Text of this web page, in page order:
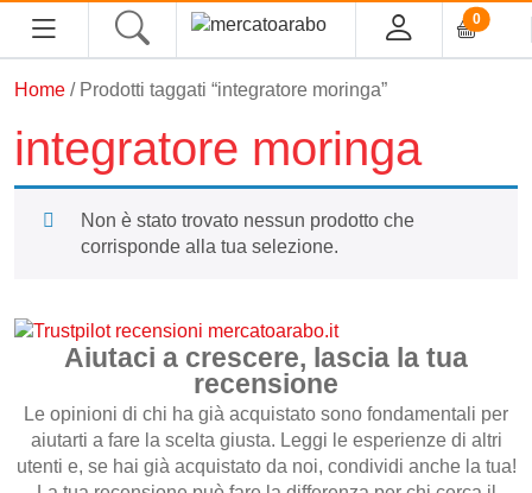
0
ALIMENTARI
COSMESI
SOUK
MACELLERIA
INGROSSO
Home / Prodotti taggati “integratore moringa”
integratore moringa
Non è stato trovato nessun prodotto che
corrisponde alla tua selezione.
Aiutaci a crescere, lascia la tua
recensione
Le opinioni di chi ha già acquistato sono fondamentali per
aiutarti a fare la scelta giusta. Leggi le esperienze di altri
utenti e, se hai già acquistato da noi, condividi anche la tua!